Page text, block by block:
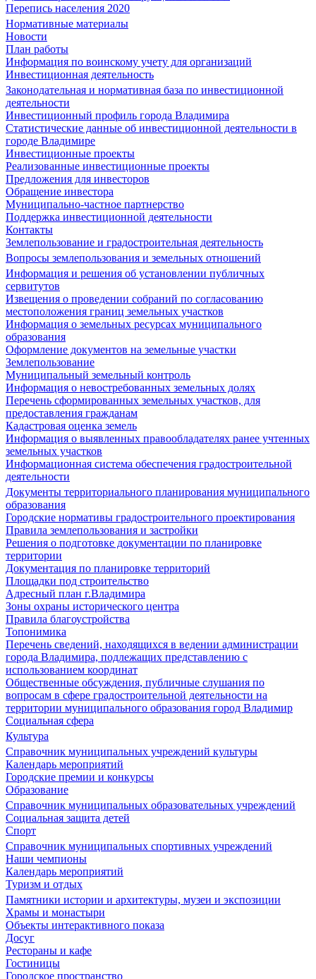
Перепись населения 2020
Нормативные материалы
Новости
План работы
Информация по воинскому учету для организаций
Инвестиционная деятельность
Законодательная и нормативная база по инвестиционной
деятельности
Инвестиционный профиль города Владимира
Статистические данные об инвестиционной деятельности в
городе Владимире
Инвестиционные проекты
Реализованные инвестиционные проекты
Предложения для инвесторов
Обращение инвестора
Муниципально-частное партнерство
Поддержка инвестиционной деятельности
Контакты
Землепользование и градостроительная деятельность
Вопросы землепользования и земельных отношений
Информация и решения об установлении публичных
сервитутов
Извещения о проведении собраний по согласованию
местоположения границ земельных участков
Информация о земельных ресурсах муниципального
образования
Оформление документов на земельные участки
Землепользование
Муниципальный земельный контроль
Информация о невостребованных земельных долях
Перечень сформированных земельных участков, для
предоставления гражданам
Кадастровая оценка земель
Информация о выявленных правообладателях ранее учтенных
земельных участков
Информационная система обеспечения градостроительной
деятельности
Документы территориального планирования муниципального
образования
Городские нормативы градостроительного проектирования
Правила землепользования и застройки
Решения о подготовке документации по планировке
территории
Документация по планировке территорий
Площадки под строительство
Адресный план г.Владимира
Зоны охраны исторического центра
Правила благоустройства
Топонимика
Перечень сведений, находящихся в ведении администрации
города Владимира, подлежащих представлению с
использованием координат
Общественные обсуждения, публичные слушания по
вопросам в сфере градостроительной деятельности на
территории муниципального образования город Владимир
Социальная сфера
Культура
Справочник муниципальных учреждений культуры
Календарь мероприятий
Городские премии и конкурсы
Образование
Справочник муниципальных образовательных учреждений
Социальная защита детей
Спорт
Справочник муниципальных спортивных учреждений
Наши чемпионы
Календарь мероприятий
Туризм и отдых
Памятники истории и архитектуры, музеи и экспозиции
Храмы и монастыри
Объекты интерактивного показа
Досуг
Рестораны и кафе
Гостиницы
Городское пространство